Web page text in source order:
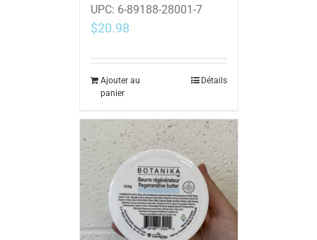
UPC: 6-89188-28001-7
$20.98
Ajouter au
panier
Détails